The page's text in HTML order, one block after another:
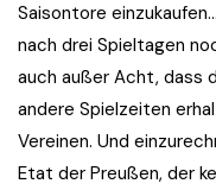
Saisontore
nach drei Spieltagen
auch außer Acht, dass
andere Spielzeiten
Vereinen. Und
Etat der Preußen, der